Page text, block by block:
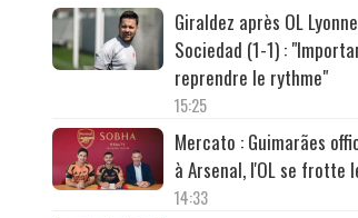
Giraldez après OL
Sociedad (1-1) :
reprendre le rythme"
15:25
Mercato : Guimarães
à Arsenal, l'OL se frotte
14:33